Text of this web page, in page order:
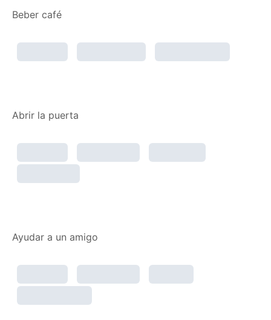
Beber café
Abrir la puerta
Ayudar a un amigo